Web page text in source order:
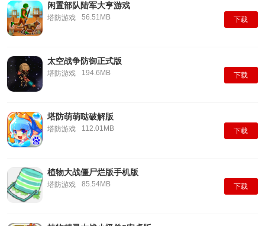
闲置部队陆军大亨游戏
塔防游戏 56.51MB 下载
太空战争防御正式版
塔防游戏 194.6MB 下载
塔防萌萌哒破解版
塔防游戏 112.01MB 下载
植物大战僵尸烂版手机版
塔防游戏 85.54MB 下载